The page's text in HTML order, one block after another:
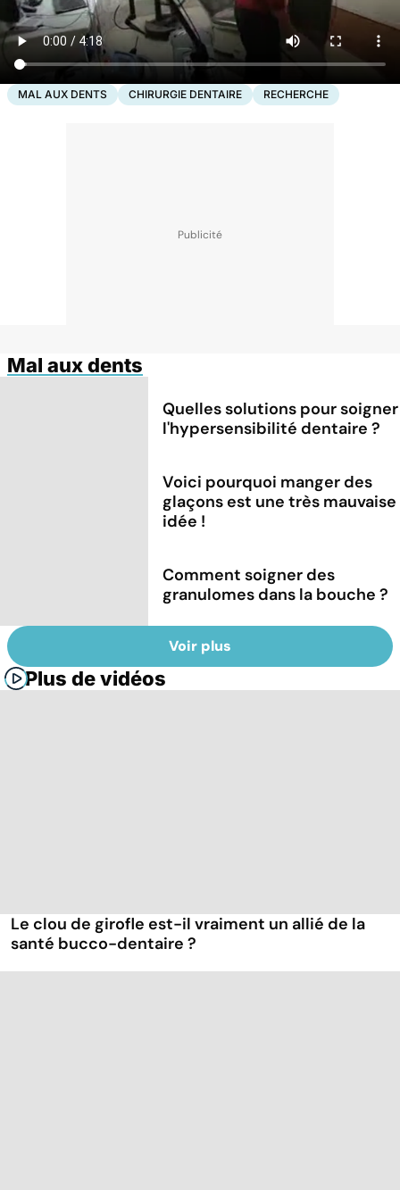
MAL AUX DENTS CHIRURGIE DENTAIRE RECHERCHE
Mal aux dents
Quelles solutions pour soigner
l'hypersensibilité dentaire ?
Voici pourquoi manger des
glaçons est une très mauvaise
idée !
Comment soigner des
granulomes dans la bouche ?
Voir plus
Plus de vidéos
Le clou de girofle est-il vraiment un allié de la
santé bucco-dentaire ?